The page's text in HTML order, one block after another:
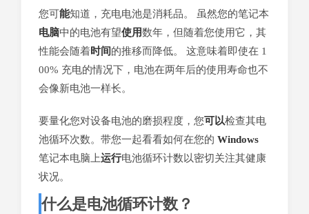
您可能知道，充电电池是消耗品。 虽然您的笔记本
电脑中的电池有望使用数年，但随着您使用它，其
性能会随着时间的推移而降低。 这意味着即使在 1
00% 充电的情况下，电池在两年后的使用寿命也不
会像新电池一样长。
要量化您对设备电池的磨损程度，您可以检查其电
池循环次数。带您一起看看如何在您的 Windows
笔记本电脑上运行电池循环计数以密切关注其健康
状况。
什么是电池循环计数？